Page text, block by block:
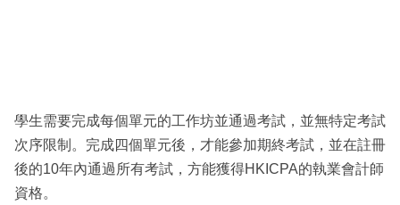
學生需要完成每個單元的工作坊並通過考試，並無特定考試
次序限制。完成四個單元後，才能參加期終考試，並在註冊
後的10年內通過所有考試，方能獲得HKICPA的執業會計師
資格。